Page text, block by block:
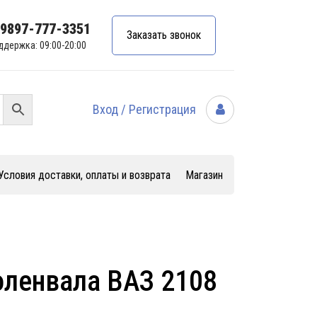
777-3351
09:00-20:00
Заказать звонок
Вход / Регистрация
доставки, оплаты и возврата Магазин
ВАЗ 2108